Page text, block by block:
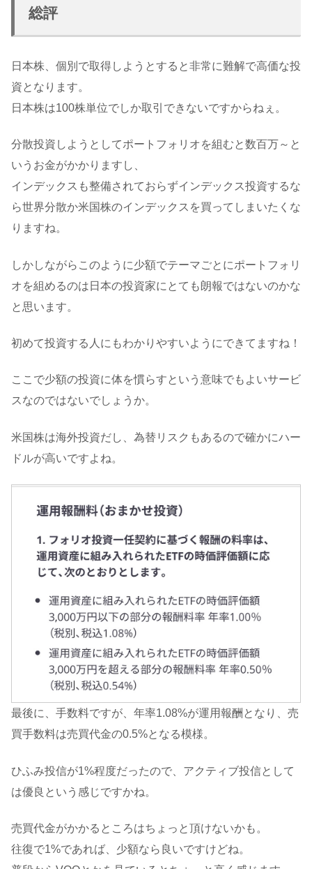
総評
日本株、個別で取得しようとすると非常に難解で高価な投
資となります。
日本株は100株単位でしか取引できないですからねぇ。
分散投資しようとしてポートフォリオを組むと数百万～と
いうお金がかかりますし、
インデックスも整備されておらずインデックス投資するな
ら世界分散か米国株のインデックスを買ってしまいたくな
りますね。
しかしながらこのように少額でテーマごとにポートフォリ
オを組めるのは日本の投資家にとても朗報ではないのかな
と思います。
初めて投資する人にもわかりやすいようにできてますね！
ここで少額の投資に体を慣らすという意味でもよいサービ
スなのではないでしょうか。
米国株は海外投資だし、為替リスクもあるので確かにハー
ドルが高いですよね。
最後に、手数料ですが、年率1.08%が運用報酬となり、売
買手数料は売買代金の0.5%となる模様。
ひふみ投信が1%程度だったので、アクティブ投信として
は優良という感じですかね。
売買代金がかかるところはちょっと頂けないかも。
往復で1%であれば、少額なら良いですけどね。